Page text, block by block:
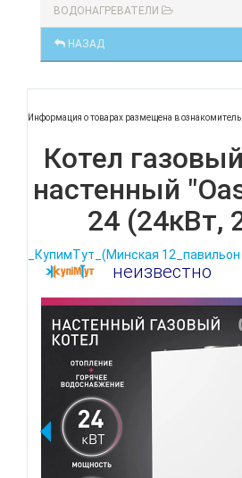
ВОДОНАГРЕВАТЕЛИ
НАЗАД
Информация о товарах размещена в
Котел
настенный
24 (24кВт,
_КупимТут_(Минская 12_павильон
неизвестно